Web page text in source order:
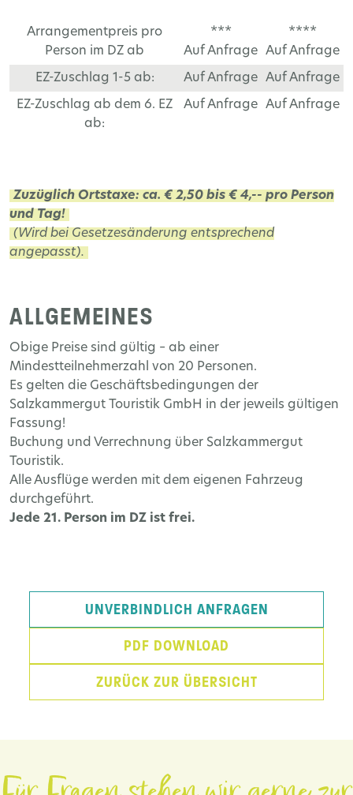
Arrangementpreis pro
Person im DZ ab
***
Auf Anfrage
****
Auf Anfrage
EZ-Zuschlag 1-5 ab: Auf Anfrage Auf Anfrage
EZ-Zuschlag ab dem 6. EZ
ab:
Auf Anfrage Auf Anfrage
Zuzüglich Ortstaxe: ca. € 2,50 bis € 4,-- pro Person
und Tag!
(Wird bei Gesetzesänderung entsprechend
angepasst).
ALLGEMEINES
Obige Preise sind gültig – ab einer
Mindestteilnehmerzahl von 20 Personen.
Es gelten die Geschäftsbedingungen der
Salzkammergut Touristik GmbH in der jeweils gültigen
Fassung!
Buchung und Verrechnung über Salzkammergut
Touristik.
Alle Ausflüge werden mit dem eigenen Fahrzeug
durchgeführt.
Jede 21. Person im DZ ist frei.
UNVERBINDLICH ANFRAGEN
PDF DOWNLOAD
ZURÜCK ZUR ÜBERSICHT